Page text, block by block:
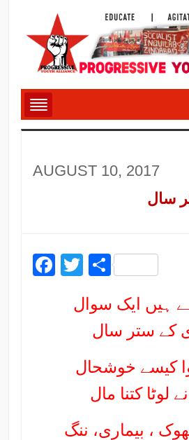
AUGUST 10, 2017
سال
Facebook
Twitter
Share
ہیں ایک سوال
کے ستر سال
کیسے خوشحال
لوٹا کتنا مال
، بیماری، ننگ